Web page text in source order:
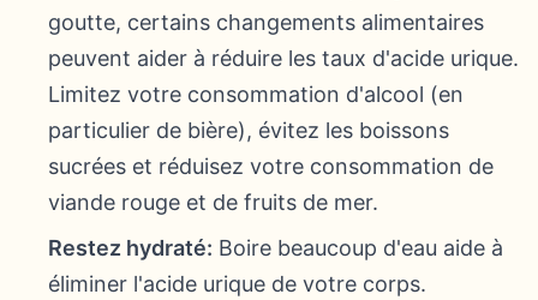
goutte, certains changements alimentaires
peuvent aider à réduire les taux d'acide urique.
Limitez votre consommation d'alcool (en
particulier de bière), évitez les boissons
sucrées et réduisez votre consommation de
viande rouge et de fruits de mer.
Restez hydraté: Boire beaucoup d'eau aide à
éliminer l'acide urique de votre corps.